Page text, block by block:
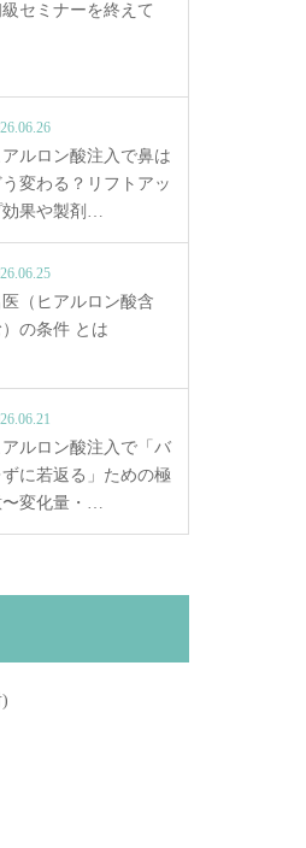
セミナーを終えて
アルロン酸注入で鼻は
う変わる？リフトアッ
効果や製剤…
（ヒアルロン酸含
の条件 とは
アルロン酸注入で「バ
ずに若返る」ための極
〜変化量・…